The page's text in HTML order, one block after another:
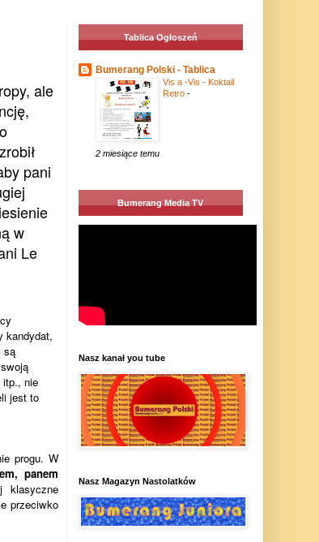
ale
pani
w
Le
kandydat,
są
itp., nie
jest to
progu. W
panem
klasyczne
przeciwko
Tablica Ogłoszeń
Bumerang Polski - Tablica
Vis a -Vis - Koktail
Retro -
2 miesiące temu
Bumerang Media TV
Nasz kanał you tube
Nasz Magazyn Nastolatków